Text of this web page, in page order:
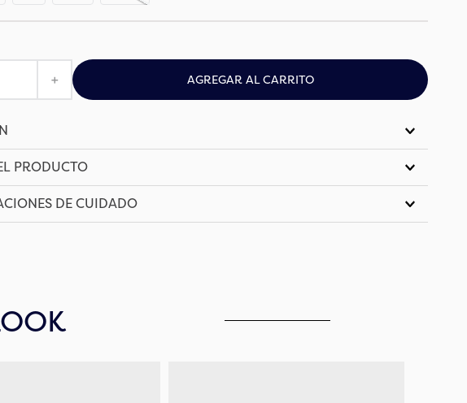
＋ AGREGAR AL CARRITO
PRODUCTO
DE CUIDADO